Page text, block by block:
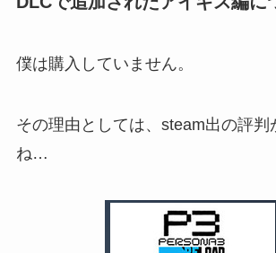
僕は購入していません。
その理由としては、steam出の評判
ね…